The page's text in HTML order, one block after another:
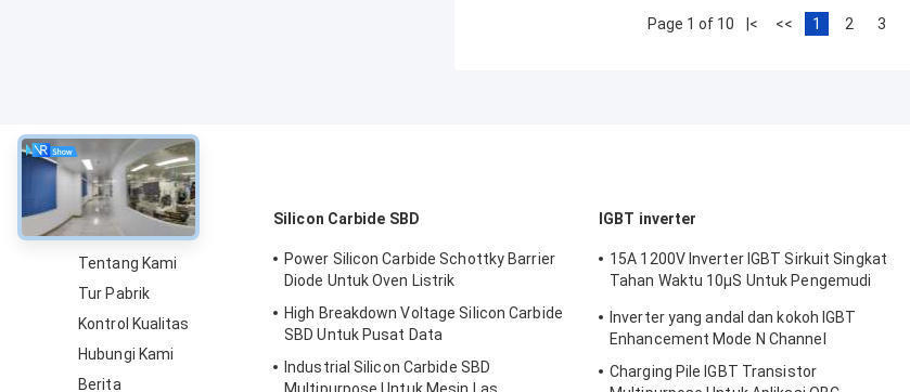
Page 1 of 10 |< << 1 2 3
Tentang
Tentang Kami
Tur Pabrik
Kontrol Kualitas
Hubungi Kami
Berita
Silicon Carbide SBD
Power Silicon Carbide Schottky Barrier
Diode Untuk Oven Listrik
High Breakdown Voltage Silicon Carbide
SBD Untuk Pusat Data
Industrial Silicon Carbide SBD
IGBT inverter
15A 1200V Inverter IGBT Sirkuit Singkat
Tahan Waktu 10μS Untuk Pengemudi
Inverter yang andal dan kokoh IGBT
Enhancement Mode N Channel
Charging Pile IGBT Transistor